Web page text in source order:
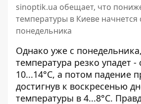
sinoptik.ua обещает, что
температуры в Киеве начнется
понедельника
Однако уже с
температура резко упадет -
10...14°C, а потом падение
достигнув к воскресенью
температуры в 4...8°C.